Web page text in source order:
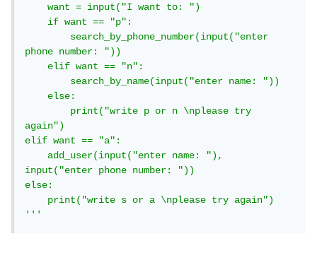
    want = input("I want to: ")
    if want == "p":
        search_by_phone_number(input("enter
phone number: "))
    elif want == "n":
        search_by_name(input("enter name: "))
    else:
        print("write p or n \nplease try
again")
elif want == "a":
    add_user(input("enter name: "),
input("enter phone number: "))
else:
    print("write s or a \nplease try again")
'''